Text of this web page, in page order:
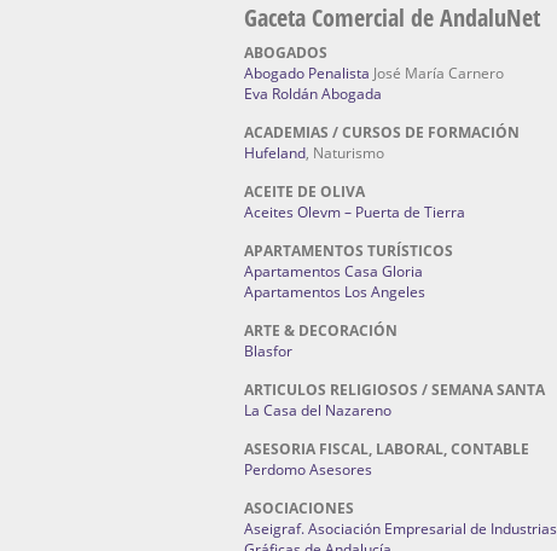
Gaceta Comercial de AndaluNet
ABOGADOS
Abogado Penalista José María Carnero
Eva Roldán Abogada
ACADEMIAS / CURSOS DE FORMACIÓN
Hufeland, Naturismo
ACEITE DE OLIVA
Aceites Olevm – Puerta de Tierra
APARTAMENTOS TURÍSTICOS
Apartamentos Casa Gloria
Apartamentos Los Angeles
ARTE & DECORACIÓN
Blasfor
ARTICULOS RELIGIOSOS / SEMANA SANTA
La Casa del Nazareno
ASESORIA FISCAL, LABORAL, CONTABLE
Perdomo Asesores
ASOCIACIONES
Aseigraf. Asociación Empresarial de Industrias